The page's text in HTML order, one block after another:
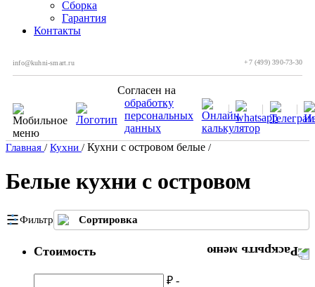
Сборка
Гарантия
Контакты
info@kuhni-smart.ru +7 (499) 390-73-30
Согласен на
обработку
персональных
данных
Главная / Кухни / Кухни с островом белые /
Белые кухни с островом
Фильтр Сортировка
Стоимость
₽ -